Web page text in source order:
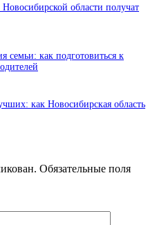
области получат
семьи: как подготовиться к
как Новосибирская область
Обязательные поля